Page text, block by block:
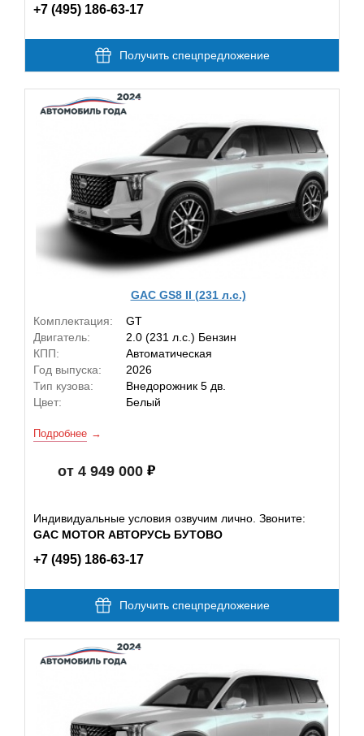
+7 (495) 186-63-17
Получить спецпредложение
GAC GS8 II (231 л.с.)
Комплектация:
GT
Двигатель:
2.0 (231 л.с.) Бензин
КПП:
Автоматическая
Год выпуска:
2026
Тип кузова:
Внедорожник 5 дв.
Цвет:
Белый
Подробнее
от 4 949 000
Индивидуальные условия озвучим лично. Звоните:
GAC MOTOR АВТОРУСЬ БУТОВО
+7 (495) 186-63-17
Получить спецпредложение